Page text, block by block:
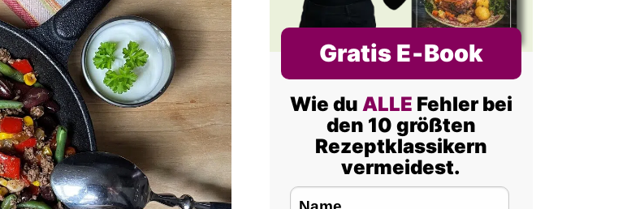
Gratis E‑Book
Wie du ALLE Fehler bei
den 10 größten
Rezeptklassikern
vermeidest.